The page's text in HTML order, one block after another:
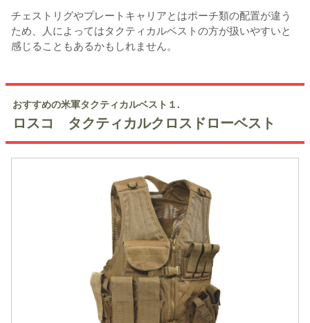
チェストリグやプレートキャリアとはポーチ類の配置が違う
ため、人によってはタクティカルベストの方が扱いやすいと
感じることもあるかもしれません。
おすすめの米軍タクティカルベスト１.
ロスコ タクティカルクロスドローベスト